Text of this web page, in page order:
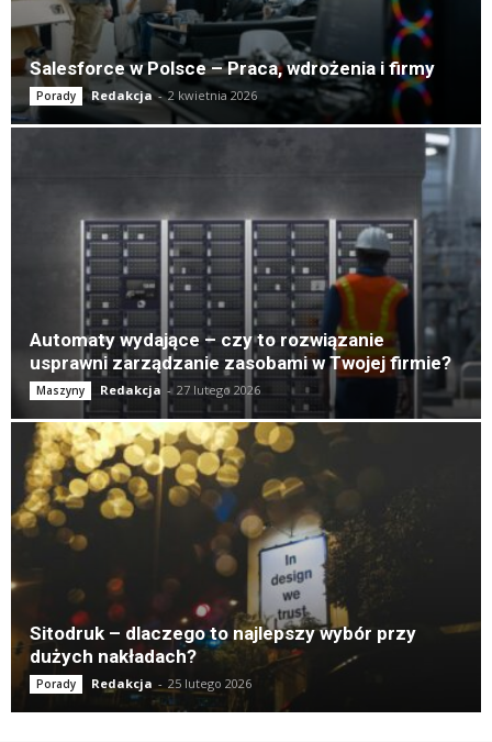
Salesforce w Polsce – Praca, wdrożenia i firmy
Porady Redakcja - 2 kwietnia 2026
Automaty wydające – czy to rozwiązanie
usprawni zarządzanie zasobami w Twojej firmie?
Maszyny Redakcja - 27 lutego 2026
Sitodruk – dlaczego to najlepszy wybór przy
dużych nakładach?
Porady Redakcja - 25 lutego 2026